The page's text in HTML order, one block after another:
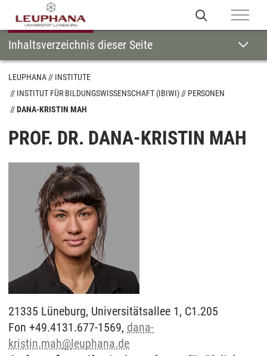
Inhaltsverzeichnis dieser Seite
LEUPHANA
INSTITUTE
INSTITUT FÜR BILDUNGSWISSENSCHAFT (IBIWI)
PERSONEN
DANA-KRISTIN MAH
PROF. DR. DANA-KRISTIN MAH
21335 Lüneburg, Universitätsallee 1, C1.205
Fon +49.4131.677-1569, dana-
kristin.mah@leuphana.de